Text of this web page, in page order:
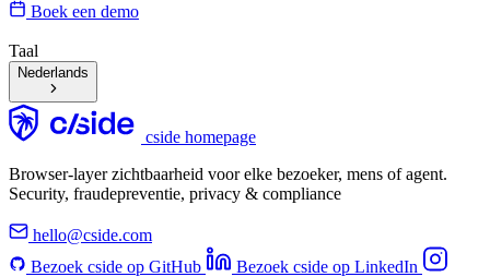
Boek een demo
Taal
Nederlands
cside homepage
Browser-layer zichtbaarheid voor elke bezoeker, mens of agent.
Security, fraudepreventie, privacy & compliance
hello@cside.com
Bezoek cside op GitHub
Bezoek cside op LinkedIn